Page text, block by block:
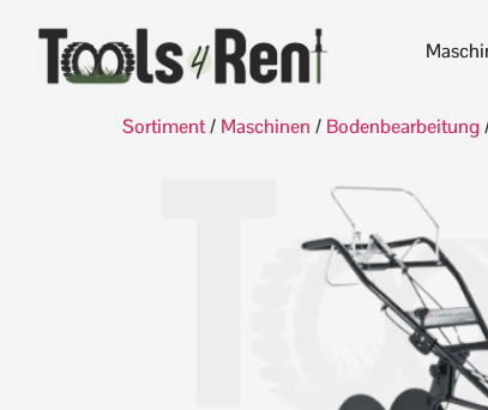
Sortiment/ Maschinen / Bodenbearbeitung